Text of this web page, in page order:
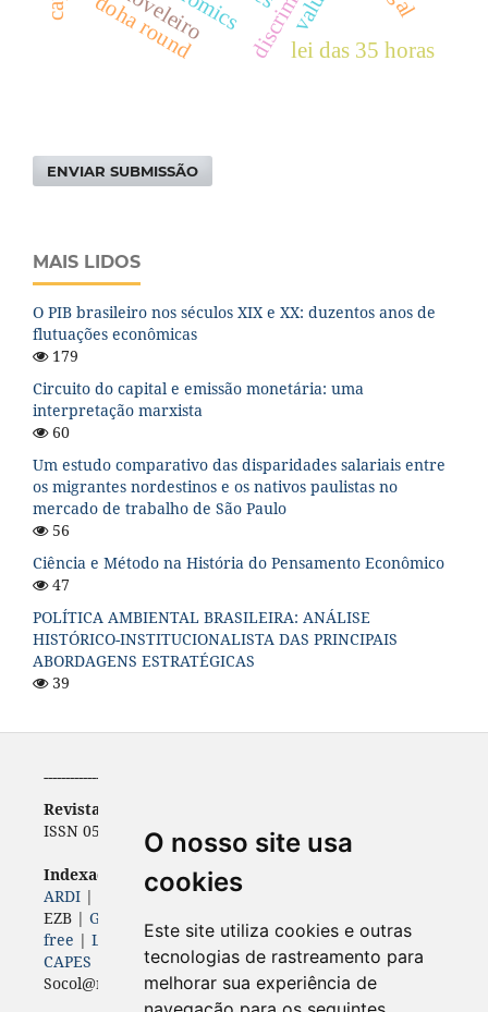
O nosso site usa
cookies
Este site utiliza cookies e outras
tecnologias de rastreamento para
melhorar sua experiência de
lei das 35 horas
doha round
ENVIAR SUBMISSÃO
MAIS LIDOS
O PIB brasileiro nos séculos XIX e XX: duzentos anos de
flutuações econômicas
179
Circuito do capital e emissão monetária: uma
interpretação marxista
60
Um estudo comparativo das disparidades salariais entre
os migrantes nordestinos e os nativos paulistas no
mercado de trabalho de São Paulo
56
Ciência e Método na História do Pensamento Econômico
47
POLÍTICA AMBIENTAL BRASILEIRA: ANÁLISE
HISTÓRICO-INSTITUCIONALISTA DAS PRINCIPAIS
ABORDAGENS ESTRATÉGICAS
39
-----------------------------------------------------------
Revista de Economia
ISSN 0556-5782 | e-ISSN 2316-9397
Indexadores (Bases, diretórios e portais)
ARDI| |Diadorim|Dimensions
EZB | Genamics
free | Latindex|LivRe |OAJI| Open Air |Periódicos
CAPES
ROAD|Sherpa Romeo|
Socol@r |
Sumários|World Wide Science